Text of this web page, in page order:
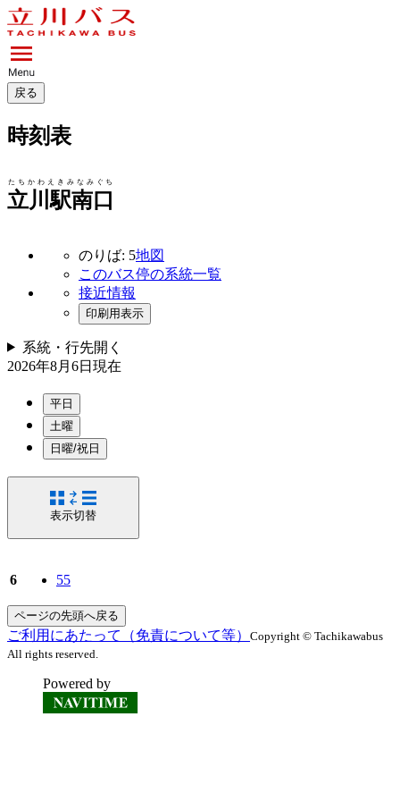
戻る
時刻表
立川駅南口
たちかわえきみなみぐち
のりば: 5地図
このバス停の系統一覧
接近情報
印刷用表示
系統・行先開く
2026年8月6日 現在
平日
土曜
日曜/祝日
表示切替
6 55
ページの先頭へ戻る
ご利用にあたって（免責について等） Copyright © Tachikawabus
All rights reserved.
Powered by